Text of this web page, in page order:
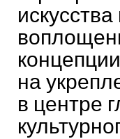
на
в центре